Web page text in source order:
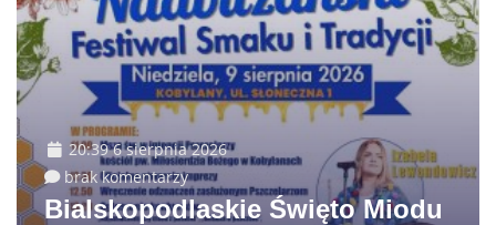
20:39 6 sierpnia 2026
brak komentarzy
Bialskopodlaskie Święto Miodu